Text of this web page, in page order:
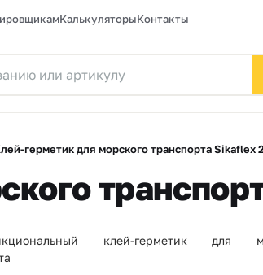
КалькуляторыКонтакты
герметик для морского транспорта Sikaflex
клей-герметик для